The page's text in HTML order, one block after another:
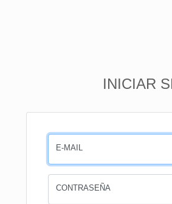
INICIAR
E-MAIL
CONTRASEÑA